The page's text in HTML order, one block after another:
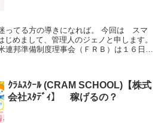
ってる方の導きになれば。 今回は スマ
めまして、管理人のジェノと申します。
連邦準備制度理事会（ＦＲＢ）は１６日、
ｸﾗﾑｽｸｰﾙ (CRAM SCHOOL)【株式
会社ｽﾀﾃﾞｨ】 稼げるの？